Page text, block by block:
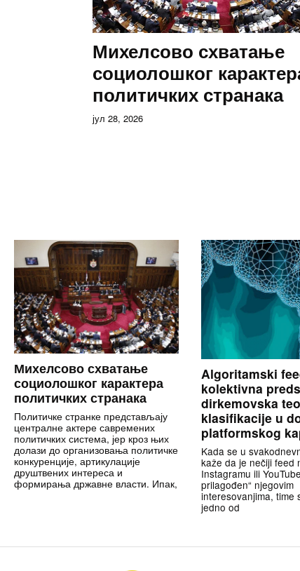
Михелсово схватање
социолошког
политичких странака
јул 28, 2026
Михелсово схватање
социолошког карактера
политичких странака
Политичке странке представљају
централне актере савремених
политичких система, јер кроз њих
долази до организовања политичке
конкуренције, артикулације
друштвених интереса и
формирања државне власти. Ипак,
Algoritamski
kolektivna
dirkemovska
klasifikacije u
platformskog
Kada se u
kaže da je nečiji feed
Instagramu ili
prilagođen“ njegovim
interesovanjima, time
jedno od